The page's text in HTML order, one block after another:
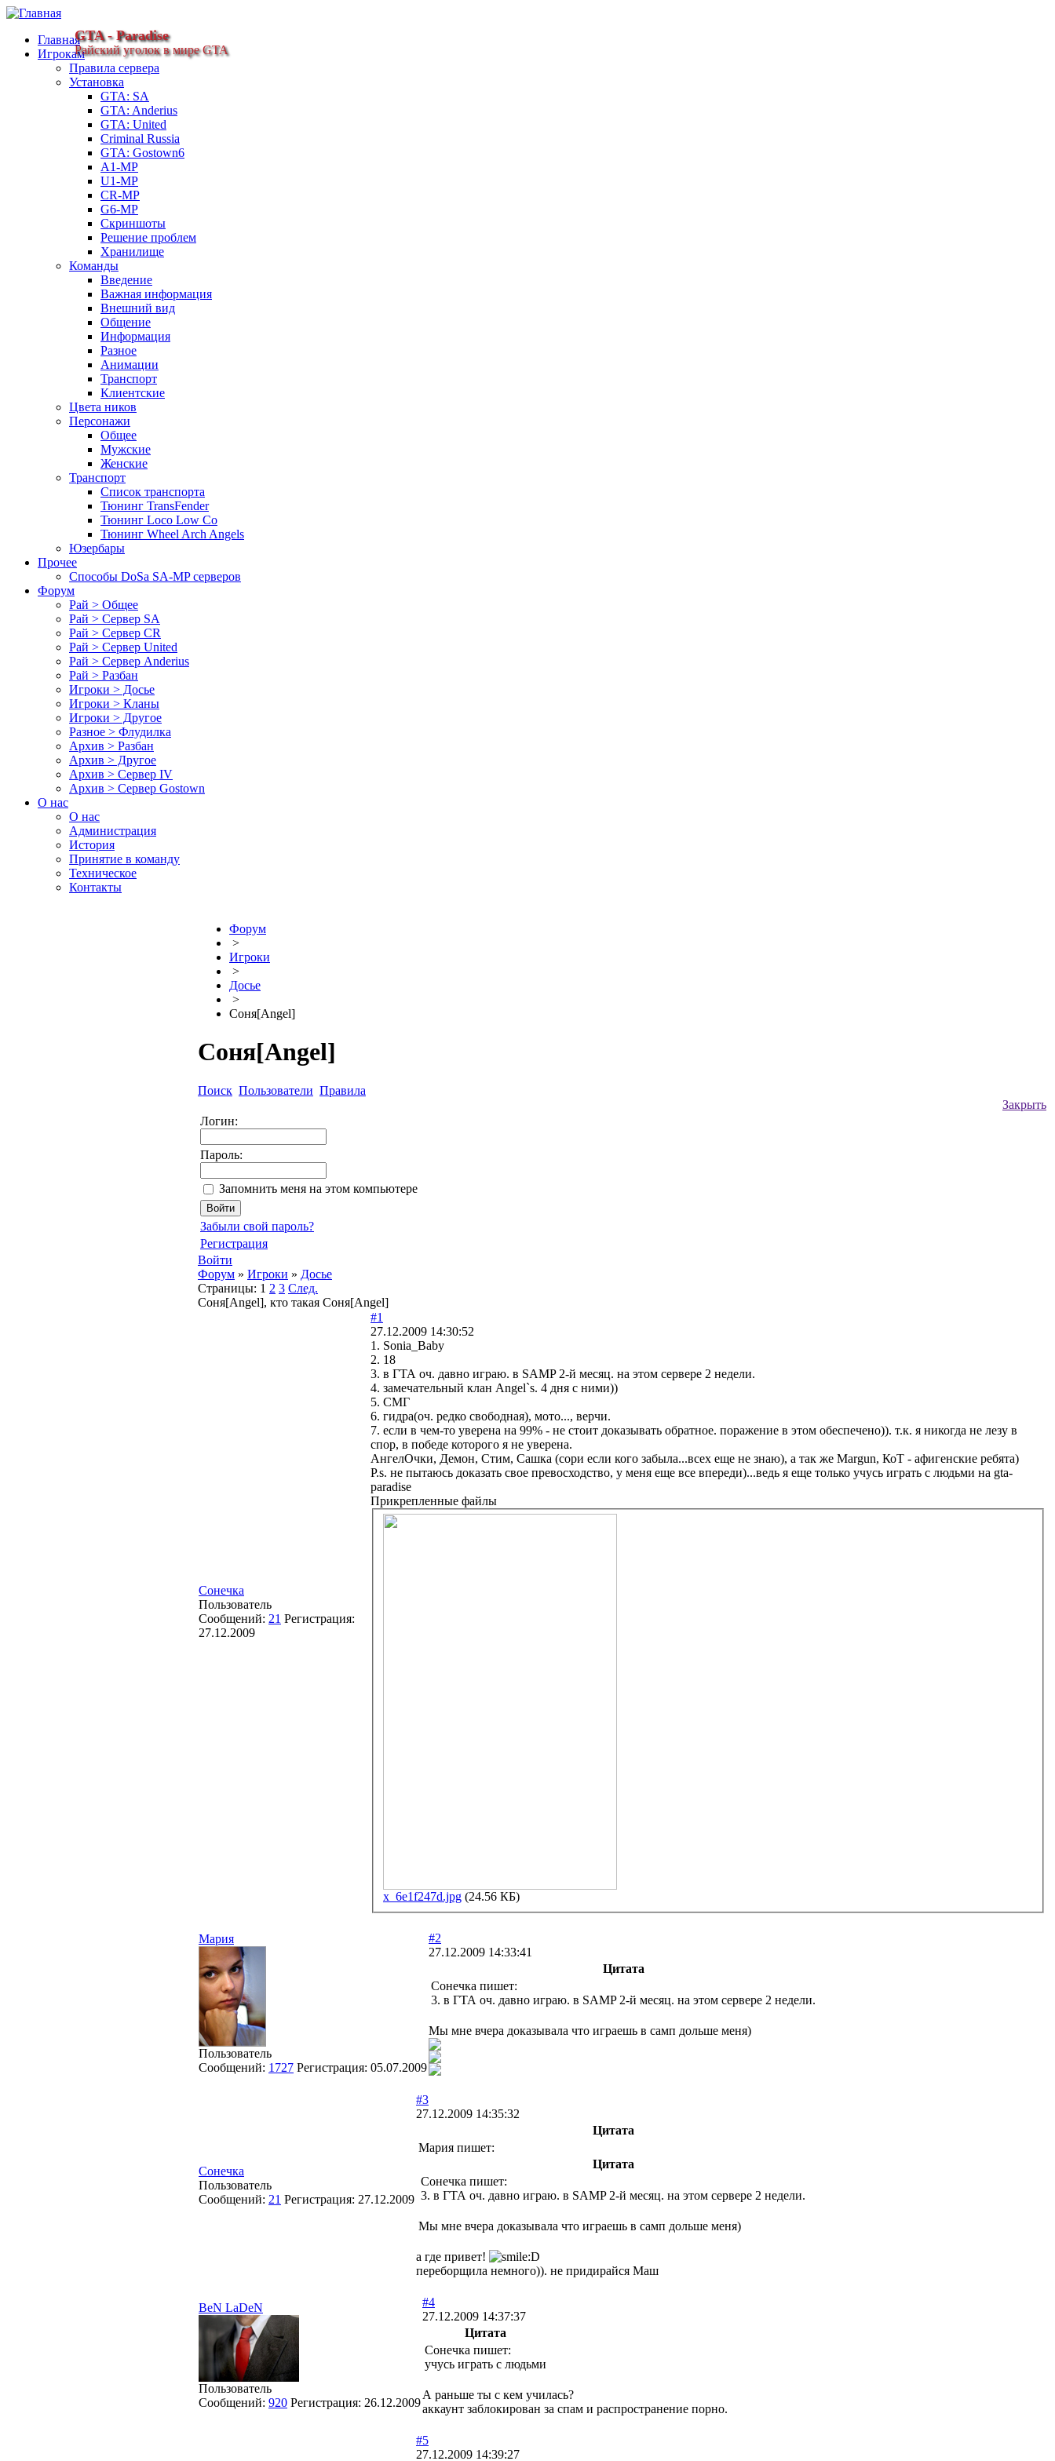
GTA - Paradise
Райский уголок в мире GTA
Главная
Игрокам
Правила сервера
Установка
GTA: SA
GTA: Anderius
GTA: United
Criminal Russia
GTA: Gostown6
A1-MP
U1-MP
CR-MP
G6-MP
Скриншоты
Решение проблем
Хранилище
Команды
Введение
Важная информация
Внешний вид
Общение
Информация
Разное
Анимации
Транспорт
Клиентские
Цвета ников
Персонажи
Общее
Мужские
Женские
Транспорт
Список транспорта
Тюнинг TransFender
Тюнинг Loco Low Co
Тюнинг Wheel Arch Angels
Юзербары
Прочее
Cпособы DoSа SA-MP серверов
Форум
Рай > Общее
Рай > Сервер SA
Рай > Сервер CR
Рай > Сервер United
Рай > Сервер Anderius
Рай > Разбан
Игроки > Досье
Игроки > Кланы
Игроки > Другое
Разное > Флудилка
Архив > Разбан
Архив > Другое
Архив > Сервер IV
Архив > Сервер Gostown
О нас
О нас
Администрация
История
Принятие в команду
Техническое
Контакты
Форум
>
Игроки
>
Досье
>
Соня[Angel]
Соня[Angel]
Поиск Пользователи Правила
Закрыть
Логин:
Пароль:
Запомнить меня на этом компьютере
Забыли свой пароль?
Регистрация
Войти
Форум » Игроки » Досье
Страницы: 1 2 3 След.
Соня[Angel], кто такая Соня[Angel]
Сонечка
Пользователь
Сообщений: 21 Регистрация:
27.12.2009
#1
27.12.2009 14:30:52
1. Sonia_Baby
2. 18
3. в ГТА оч. давно играю. в SAMP 2-й месяц. на этом сервере 2 недели.
4. замечательный клан Angel`s. 4 дня с ними))
5. СМГ
6. гидра(оч. редко свободная), мото..., верчи.
7. если в чем-то уверена на 99% - не стоит доказывать обратное. поражение в этом обеспечено)). т.к. я никогда не лезу в
спор, в победе которого я не уверена.
АнгелОчки, Демон, Стим, Сашка (сори если кого забыла...всех еще не знаю), а так же Margun, КоТ - афигенские ребята)
P.s. не пытаюсь доказать свое превосходство, у меня еще все впереди)...ведь я еще только учусь играть с людьми на gta-
paradise
Прикрепленные файлы
x_6e1f247d.jpg (24.56 КБ)
Мария
Пользователь
Сообщений: 1727 Регистрация: 05.07.2009
#2
27.12.2009 14:33:41
Цитата
Сонечка пишет:
3. в ГТА оч. давно играю. в SAMP 2-й месяц. на этом сервере 2 недели.
Мы мне вчера доказывала что играешь в самп дольше меня)
Сонечка
Пользователь
Сообщений: 21 Регистрация: 27.12.2009
#3
27.12.2009 14:35:32
Цитата
Мария пишет:
Цитата
Сонечка пишет:
3. в ГТА оч. давно играю. в SAMP 2-й месяц. на этом сервере 2 недели.
Мы мне вчера доказывала что играешь в самп дольше меня)
а где привет!
переборщила немного)). не придирайся Маш
BeN LaDeN
Пользователь
Сообщений: 920 Регистрация: 26.12.2009
#4
27.12.2009 14:37:37
Цитата
Сонечка пишет:
учусь играть с людьми
А раньше ты с кем училась?
аккаунт заблокирован за спам и распространение порно.
#5
27.12.2009 14:39:27